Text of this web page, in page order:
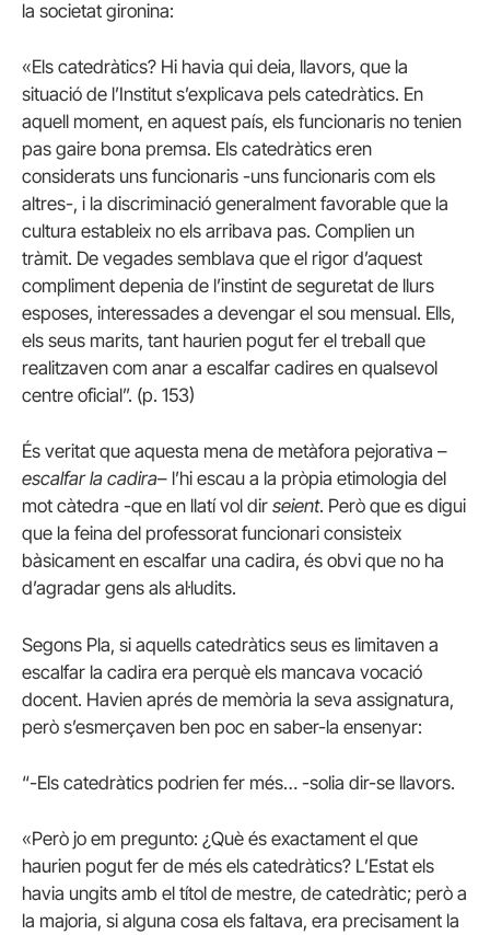
la societat gironina:
«Els catedràtics? Hi havia qui deia, llavors, que la
situació de l’Institut s’explicava pels catedràtics. En
aquell moment, en aquest país, els funcionaris no tenien
pas gaire bona premsa. Els catedràtics eren
considerats uns funcionaris -uns funcionaris com els
altres-, i la discriminació generalment favorable que la
cultura estableix no els arribava pas. Complien un
tràmit. De vegades semblava que el rigor d’aquest
compliment depenia de l’instint de seguretat de llurs
esposes, interessades a devengar el sou mensual. Ells,
els seus marits, tant haurien pogut fer el treball que
realitzaven com anar a escalfar cadires en qualsevol
centre oficial”. (p. 153)
És veritat que aquesta mena de metàfora pejorativa –
escalfar la cadira– l’hi escau a la pròpia etimologia del
mot càtedra -que en llatí vol dir seient. Però que es digui
que la feina del professorat funcionari consisteix
bàsicament en escalfar una cadira, és obvi que no ha
d’agradar gens als al·ludits.
Segons Pla, si aquells catedràtics seus es limitaven a
escalfar la cadira era perquè els mancava vocació
docent. Havien aprés de memòria la seva assignatura,
però s’esmerçaven ben poc en saber-la ensenyar:
“-Els catedràtics podrien fer més… -solia dir-se llavors.
«Però jo em pregunto: ¿Què és exactament el que
haurien pogut fer de més els catedràtics? L’Estat els
havia ungits amb el títol de mestre, de catedràtic; però a
la majoria, si alguna cosa els faltava, era precisament la